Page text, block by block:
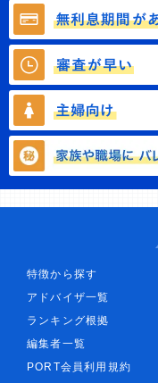
特徴から探す
アドバイザ一覧
ランキング根拠
編集者一覧
PORT会員利用規約